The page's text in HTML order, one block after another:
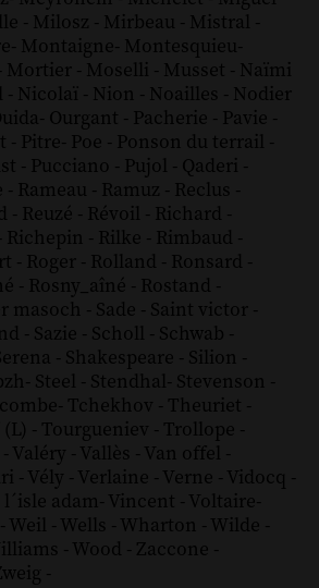
- Milosz - Mirbeau - Mistral -
- Montaigne- Montesquieu-
Mortier - Moselli - Musset - Naïmi
- Nicolaï - Nion - Noailles - Nodier
- Ourgant - Pacherie - Pavie -
- Pitre- Poe - Ponson du terrail -
- Pucciano - Pujol - Qaderi -
- Rameau - Ramuz - Reclus -
- Reuzé - Révoil - Richard -
Richepin - Rilke - Rimbaud -
- Roger - Rolland - Ronsard -
- Rosny_aîné - Rostand -
masoch - Sade - Saint victor -
- Sazie - Scholl - Schwab -
- Shakespeare - Silion -
- Steel - Stendhal- Stevenson -
- Tchekhov - Theuriet -
- Tourgueniev - Trollope -
- Valéry - Vallès - Van offel -
- Vély - Verlaine - Verne - Vidocq -
adam- Vincent - Voltaire-
- Weil - Wells - Wharton - Wilde -
- Wood - Zaccone -
-